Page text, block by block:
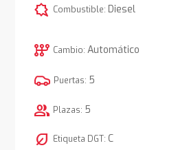
comic_bubble Combustible: Diesel
auto_transmission Cambio: Automático
Puertas: 5
group Plazas: 5
nest_eco_leaf Etiqueta DGT: C